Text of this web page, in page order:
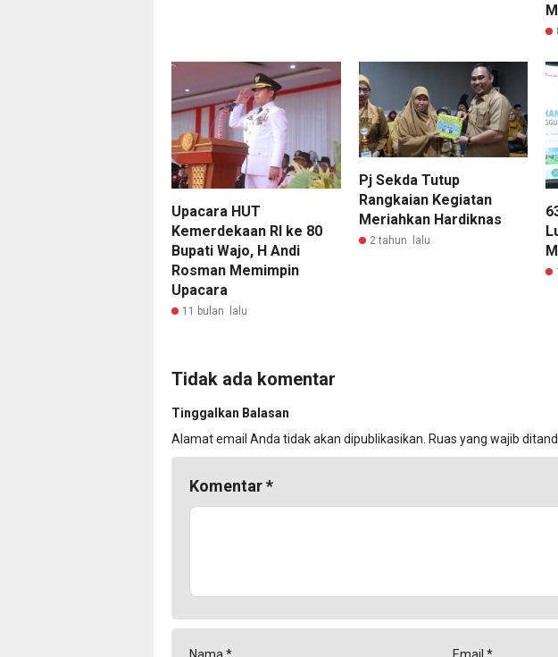
Upacara HUT
Kemerdekaan RI ke 80
Bupati Wajo, H Andi
Rosman Memimpin
Upacara
11 bulan lalu
Pj Sekda Tutup
Rangkaian Kegiatan
Meriahkan Hardiknas
2 tahun lalu
Tidak ada komentar
Tinggalkan Balasan
Alamat email Anda tidak akan dipublikasikan. Ruas yang wajib
Komentar*